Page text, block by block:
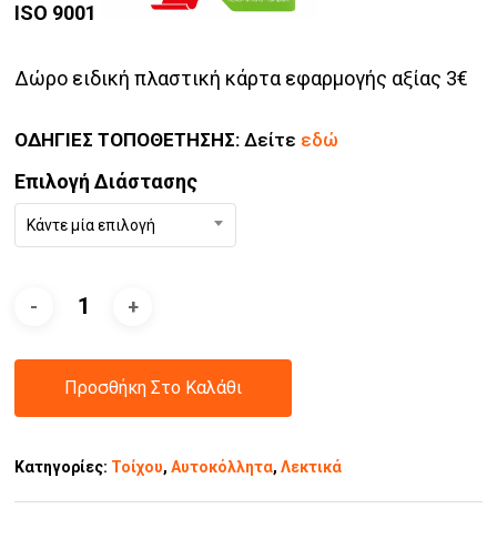
ISO 9001
Δώρο ειδική πλαστική κάρτα εφαρμογής αξίας 3€
ΟΔΗΓΙΕΣ ΤΟΠΟΘΕΤΗΣΗΣ: Δείτε εδώ
Επιλογή Διάστασης
Κάντε μία επιλογή
Προσθήκη Στο Καλάθι
Κατηγορίες: Τοίχου,Αυτοκόλλητα,Λεκτικά